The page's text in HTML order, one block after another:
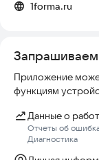
1forma.ru
Приложение
функциям
Данные о
Отчеты об
Диагностика